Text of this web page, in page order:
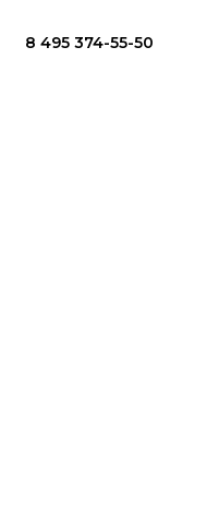
8 495 374-55-50